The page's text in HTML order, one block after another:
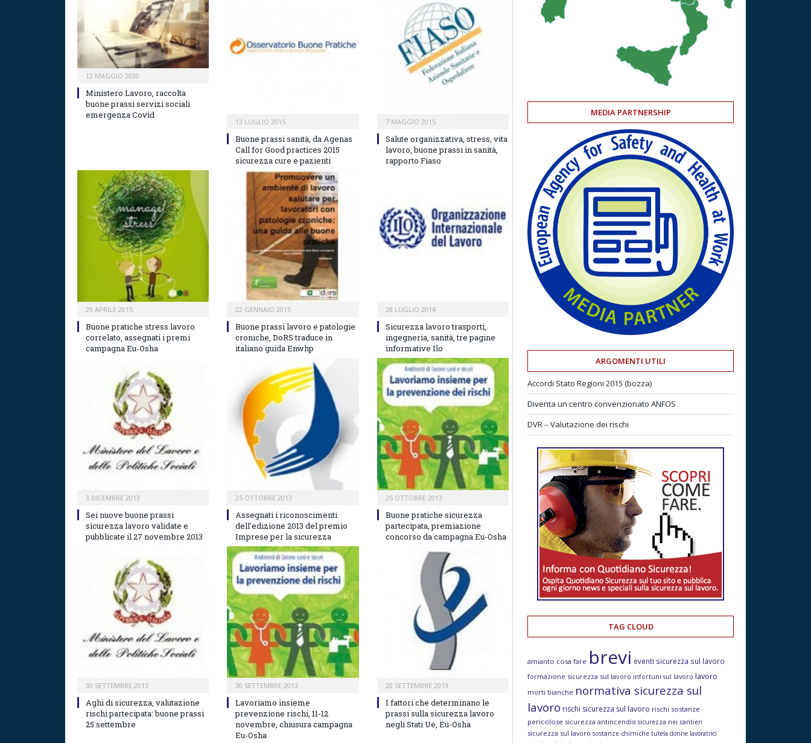
12 MAGGIO 2020
Ministero Lavoro, raccolta
buone prassi servizi sociali
emergenza Covid
13 LUGLIO 2015
Buone prassi sanità, da Agenas
Call for Good practices 2015
sicurezza cure e pazienti
7 MAGGIO 2015
Salute organizzativa, stress, vita
lavoro, buone prassi in sanità,
rapporto Fiaso
29 APRILE 2015
Buone pratiche stress lavoro
correlato, assegnati i premi
campagna Eu-Osha
22 GENNAIO 2015
Buone prassi lavoro e patologie
croniche, DoRS traduce in
italiano guida Enwhp
28 LUGLIO 2014
Sicurezza lavoro trasporti,
ingegneria, sanità, tre pagine
informative Ilo
3 DICEMBRE 2013
Sei nuove buone prassi
sicurezza lavoro validate e
pubblicate il 27 novembre 2013
25 OTTOBRE 2013
Assegnati i riconoscimenti
dell’edizione 2013 del premio
Imprese per la sicurezza
25 OTTOBRE 2013
Buone pratiche sicurezza
partecipata, premiazione
concorso da campagna Eu-Osha
30 SETTEMBRE 2013
Aghi di sicurezza, valutazione
rischi partecipata: buone prassi
25 settembre
30 SETTEMBRE 2013
Lavoriamo insieme
prevenzione rischi, 11-12
novembre, chiusura campagna
Eu-Osha
20 SETTEMBRE 2013
I fattori che determinano le
prassi sulla sicurezza lavoro
negli Stati Ue, Eu-Osha
MEDIA PARTNERSHIP
ARGOMENTI UTILI
Accordi Stato Regioni 2015 (bozza)
Diventa un centro convenzionato ANFOS
DVR – Valutazione dei rischi
TAG CLOUD
amianto cosa fare brevi eventi sicurezza sul lavoro
formazione sicurezza sul lavoro infortuni sul lavoro lavoro
morti bianche normativa sicurezza sul
lavoro rischi sicurezza sul lavoro rischi sostanze
pericolose sicurezza antincendio sicurezza nei cantieri
sicurezza sul lavoro sostanze chimiche tutela donne lavoratrici